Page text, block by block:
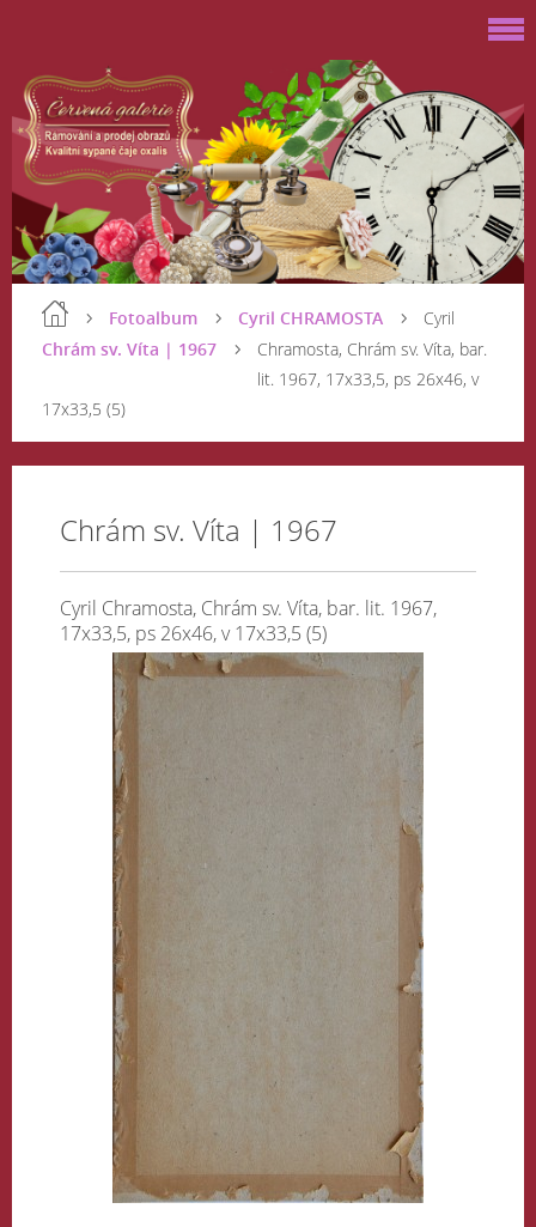
Fotoalbum
Cyril CHRAMOSTA
Chrám sv. Víta | 1967
Cyril
Chramosta, Chrám sv. Víta, bar.
lit. 1967, 17x33,5, ps 26x46, v
17x33,5 (5)
Chrám sv. Víta | 1967
Cyril Chramosta, Chrám sv. Víta, bar. lit. 1967,
17x33,5, ps 26x46, v 17x33,5 (5)